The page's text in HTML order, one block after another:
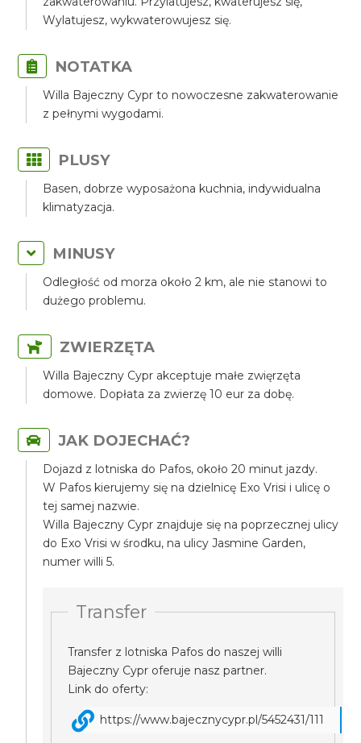
Wylatujesz, wykwaterowujesz się.
NOTATKA
Willa Bajeczny Cypr to nowoczesne zakwaterowanie
z pełnymi wygodami.
PLUSY
Basen, dobrze wyposażona kuchnia, indywidualna
klimatyzacja.
MINUSY
Odległość od morza około 2 km, ale nie stanowi to
dużego problemu.
ZWIERZĘTA
Willa Bajeczny Cypr akceptuje małe zwięrzęta
domowe. Dopłata za zwierzę 10 eur za dobę.
JAK DOJECHAĆ?
Dojazd z lotniska do Pafos, około 20 minut jazdy.
W Pafos kierujemy się na dzielnicę Exo Vrisi i ulicę o
tej samej nazwie.
Willa Bajeczny Cypr znajduje się na poprzecznej ulicy
do Exo Vrisi w środku, na ulicy Jasmine Garden,
numer willi 5.
Transfer
Transfer z lotniska Pafos do naszej willi
Bajeczny Cypr oferuje nasz partner.
Link do oferty:
https://www.bajecznycypr.pl/5452431/111